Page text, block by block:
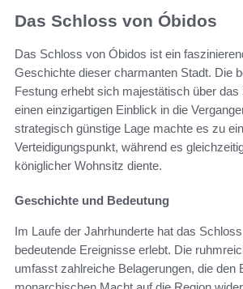
Das Schloss von Óbidos
Das Schloss von Óbidos ist ein
Geschichte dieser charmanten Stadt. Die
Festung erhebt sich majestätisch über das
einen einzigartigen Einblick in die
strategisch günstige Lage machte es zu
Verteidigungspunkt, während es
königlicher Wohnsitz diente.
Geschichte und Bedeutung
Im Laufe der Jahrhunderte hat das
bedeutende Ereignisse erlebt. Die
umfasst zahlreiche Belagerungen, die den